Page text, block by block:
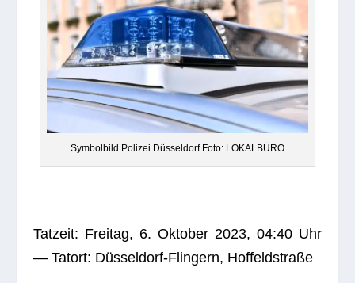
Sym­bol­bild Poli­zei Düs­sel­dorf Foto: LOKALBÜRO
Tat­zeit: Frei­tag, 6. Okto­ber 2023, 04:40 Uhr
— Tat­ort: Düs­sel­dorf-Flin­gern, Hoffeldstraße